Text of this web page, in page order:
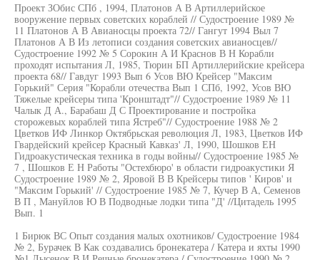
Проект ЗОбис СПб , 1994, Платонов А В Артиллерийское
вооружение первых советских кораблей // Судостроение 1989 №
11 Платонов А В Авианосцы проекта 72// Гангут 1994 Выл 7
Платонов А В Из летописи создания советских авианосцев//
Судостроение 1992 № 5 Сорокин А И Краснов В Н Корабли
проходят испытания Л, 1985, Тюрин БП Артиллерийские крейсера
проекта 68// Гавдуг 1993 Вып 6 Усов ВЮ Крейсер "Максим
Горький" Серия "Корабли отечества Вып 1 СПб, 1992, Усов ВЮ
Тяжелые крейсеры типа 'Кронштадт"// Судостроение 1989 № 11
Чалык Д А., Барабаш Д С Проектирование и постройка
сторожевых кораблей типа Ястреб"// Судостроение 1988 № 2
Цветков ИФ Линкор Октябрьская революция Л, 1983, Цветков ИФ
Гвардейский крейсер Красный Кавказ' Л, 1990, Шошков ЕН
Гидроакустическая техника в годы войны// Судостроение 1985 №
7 , Шошков Е Н Работы "Остехбюро' в области гидроакустики Я
Судостроение 1989 № 2, Яровой В В Крейсеры типов ' Киров' и
"Максим Горький' // Судостроение 1985 № 7, Кучер В А, Семенов
В П , Мануйлов Ю В Подводные лодки типа "Д' //Цитадель 1995
Вып. 1
1 Бирюк ВС Опыт создания малых охотников/ Судостроение 1984
№ 2, Бурачек В Как создавались бронекатера / Катера и яхты 1990